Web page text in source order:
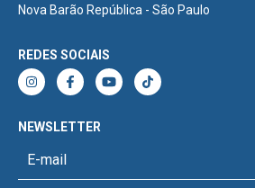
Nova Barão República - São Paulo
REDES SOCIAIS
NEWSLETTER